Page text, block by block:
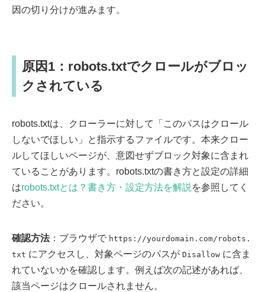
因の切り分けが進みます。
原因1：robots.txtでクロールがブロッ
クされている
robots.txtは、クローラーに対して「このパスはクロール
しないでほしい」と指示するファイルです。本来クロー
ルしてほしいページが、意図せずブロック対象に含まれ
ていることがあります。robots.txtの書き方と設定の詳細
はrobots.txtとは？書き方・設定方法を解説 を参照してく
ださい。
確認方法：ブラウザで https://yourdomain.com/robots.
txt にアクセスし、対象ページのパスが Disallow に含ま
れていないかを確認します。例えば次の記述があれば、
該当ページはクロールされません。